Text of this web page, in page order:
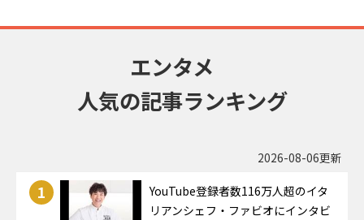
エンタメ
人気の記事ランキング
2026-08-06更新
1
YouTube登録者数116万人超のイタ
リアンシェフ・ファビオにインタビ